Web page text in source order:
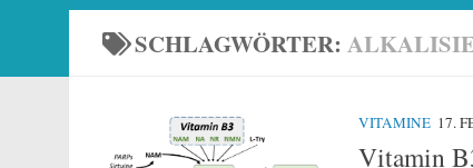
SCHLAGWÖRTER:
VITAMINE 17.
Vitamin